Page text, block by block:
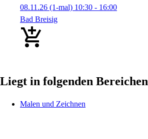
08.11.26 (1-mal) 10:30 - 16:00
Bad Breisig
Liegt in folgenden Bereichen
Malen und Zeichnen